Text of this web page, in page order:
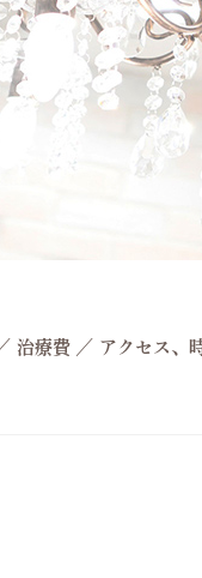
治療費 ／ アクセス、